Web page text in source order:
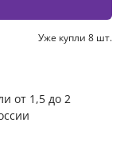
Уже купли 8 шт.
от 1,5 до 2